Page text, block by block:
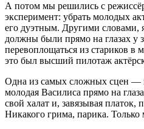
А потом мы решились с
эксперимент: убрать молодых
его дуэтным. Другими словами,
должны были прямо на глазах у
перевоплощаться из стариков
это был высший пилотаж
Одна из самых сложных сцен —
молодая Василиса прямо на
свой халат и, завязывая платок,
Никакого грима, парика. Только